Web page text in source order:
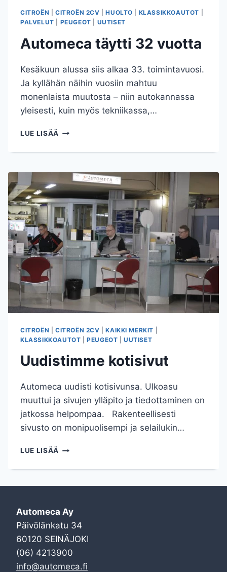
CITROËN CITROËN 2CV |HUOLTO KLASSIKKOAUTOT
PALVELUT
PEUGEOT UUTISET
Automeca täytti 32 vuotta
Kesäkuun alussa siis alkaa 33. toimintavuosi.
Ja kyllähän näihin vuosiin mahtuu
monenlaista muutosta – niin autokannassa
yleisesti, kuin myös tekniikassa,…
LUE LISÄÄ AUTOMECA
32
CITROËN CITROËN 2CV |KAIKKI MERKIT
KLASSIKKOAUTOT |PEUGEOT |UUTISET
Uudistimme kotisivut
Automeca uudisti kotisivunsa. Ulkoasu
muuttui ja sivujen ylläpito ja tiedottaminen on
jatkossa helpompaa. Rakenteellisesti
sivusto on monipuolisempi ja selailukin…
LUE LISÄÄ UUDISTIMME
Automeca Ay
Päivölänkatu 34
60120 SEINÄJOKI
(06) 4213900
info@automeca.fi